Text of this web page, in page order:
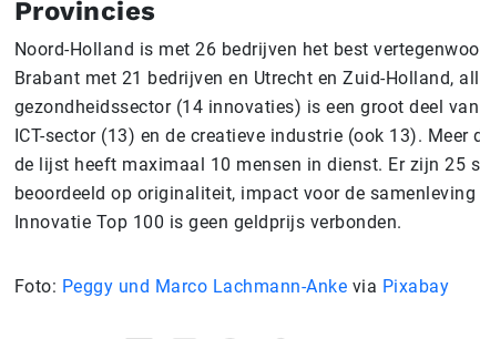
Provincies
Noord-Holland is met 26 bedrijven het best
Brabant met 21 bedrijven en Utrecht en Zuid-Holland,
gezondheidssector (14 innovaties) is een groot deel
ICT-sector (13) en de creatieve industrie (ook 13).
de lijst heeft maximaal 10 mensen in dienst. Er zijn 25
beoordeeld op originaliteit, impact voor de
Innovatie Top 100 is geen geldprijs verbonden.
Foto: Peggy und Marco Lachmann-Anke via Pixabay